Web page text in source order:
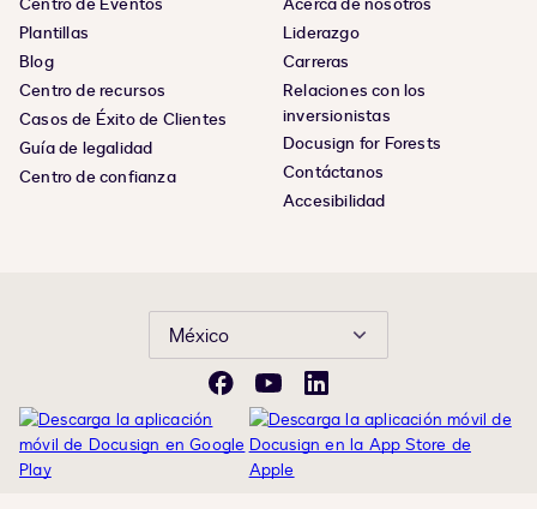
Plantillas
Blog
Centro de recursos
Casos de Éxito de Clientes
Guía de legalidad
Centro de confianza
Liderazgo
Carreras
Relaciones con los
inversionistas
Docusign for Forests
Contáctanos
Accesibilidad
México
FacebookYouTubeLinkedIn